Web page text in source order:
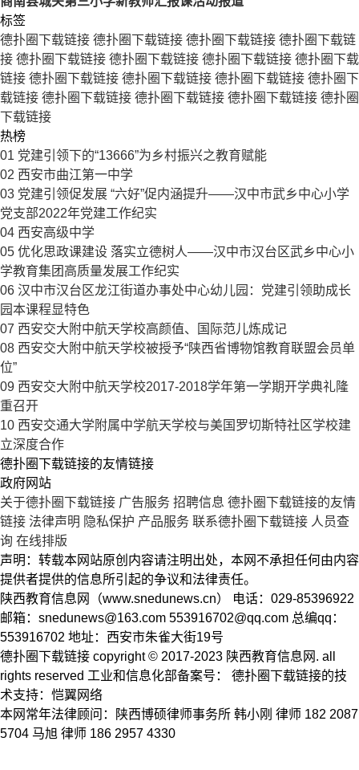
标签
德扑圈下载链接 德扑圈下载链接 德扑圈下载链接 德扑圈下载链
接 德扑圈下载链接 德扑圈下载链接 德扑圈下载链接 德扑圈下载
链接 德扑圈下载链接 德扑圈下载链接 德扑圈下载链接 德扑圈下
载链接 德扑圈下载链接 德扑圈下载链接 德扑圈下载链接 德扑圈
下载链接
热榜
01 党建引领下的“13666”为乡村振兴之教育赋能
02 西安市曲江第一中学
03 党建引领促发展 “六好”促内涵提升——汉中市武乡中心小学
党支部2022年党建工作纪实
04 西安高级中学
05 优化思政课建设 落实立德树人——汉中市汉台区武乡中心小
学教育集团高质量发展工作纪实
06 汉中市汉台区龙江街道办事处中心幼儿园：党建引领助成长
园本课程显特色
07 西安交大附中航天学校高颜值、国际范儿炼成记
08 西安交大附中航天学校被授予“陕西省博物馆教育联盟会员单
位”
09 西安交大附中航天学校2017-2018学年第一学期开学典礼隆
重召开
10 西安交通大学附属中学航天学校与美国罗切斯特社区学校建
立深度合作
德扑圈下载链接的友情链接
政府网站
关于德扑圈下载链接 广告服务 招聘信息 德扑圈下载链接的友情
链接 法律声明 隐私保护 产品服务 联系德扑圈下载链接 人员查
询 在线排版
声明：转载本网站原创内容请注明出处，本网不承担任何由内容
提供者提供的信息所引起的争议和法律责任。
陕西教育信息网（www.snedunews.cn） 电话：029-85396922
邮箱： snedunews@163.com 553916702@qq.com 总编qq：
553916702 地址：西安市朱雀大街19号
德扑圈下载链接 copyright © 2017-2023 陕西教育信息网. all
rights reserved 工业和信息化部备案号： 德扑圈下载链接的技
术支持：恺翼网络
本网常年法律顾问：陕西博硕律师事务所 韩小刚 律师 182 2087
5704 马旭 律师 186 2957 4330